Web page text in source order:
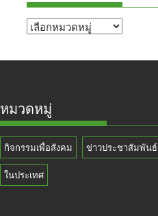
หัวข้อ
หมวดหมู่
กิจกรรมเพื่อสังคม ข่าวประชาสัมพันธ์
ในประเทศ